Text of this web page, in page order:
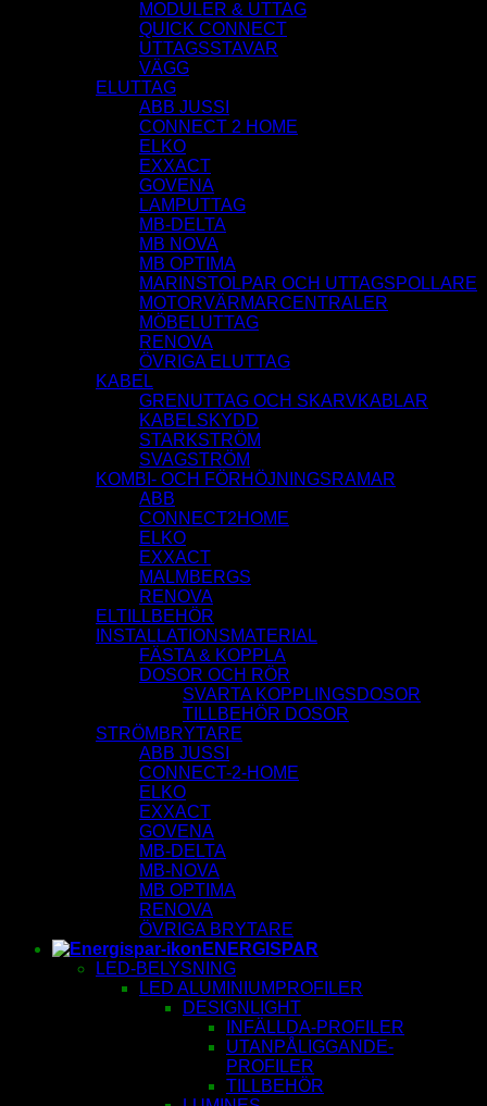
MODULER & UTTAG
QUICK CONNECT
UTTAGSSTAVAR
VÄGG
ELUTTAG
ABB JUSSI
CONNECT 2 HOME
ELKO
EXXACT
GOVENA
LAMPUTTAG
MB-DELTA
MB NOVA
MB OPTIMA
MARINSTOLPAR OCH UTTAGSPOLLARE
MOTORVÄRMARCENTRALER
MÖBELUTTAG
RENOVA
ÖVRIGA ELUTTAG
KABEL
GRENUTTAG OCH SKARVKABLAR
KABELSKYDD
STARKSTRÖM
SVAGSTRÖM
KOMBI- OCH FÖRHÖJNINGSRAMAR
ABB
CONNECT2HOME
ELKO
EXXACT
MALMBERGS
RENOVA
ELTILLBEHÖR
INSTALLATIONSMATERIAL
FÄSTA & KOPPLA
DOSOR OCH RÖR
SVARTA KOPPLINGSDOSOR
TILLBEHÖR DOSOR
STRÖMBRYTARE
ABB JUSSI
CONNECT-2-HOME
ELKO
EXXACT
GOVENA
MB-DELTA
MB-NOVA
MB OPTIMA
RENOVA
ÖVRIGA BRYTARE
ENERGISPAR
LED-BELYSNING
LED ALUMINIUMPROFILER
DESIGNLIGHT
INFÄLLDA-PROFILER
UTANPÅLIGGANDE-
PROFILER
TILLBEHÖR